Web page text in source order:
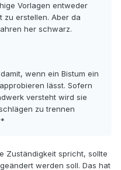
Vorlagen entweder
zu erstellen. Aber da
her schwarz.
wenn ein Bistum ein
lässt. Sofern
versteht wird sie
zu trennen
Zuständigkeit spricht, sollte
werden soll. Das hat